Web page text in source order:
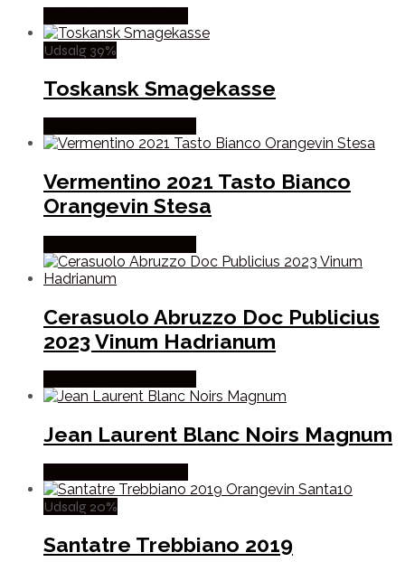
Udsalg 39%
Toskansk Smagekasse
Vermentino 2021 Tasto Bianco
Orangevin Stesa
Cerasuolo Abruzzo Doc Publicius
2023 Vinum Hadrianum
Jean Laurent Blanc Noirs Magnum
Udsalg 20%
Santatre Trebbiano 2019